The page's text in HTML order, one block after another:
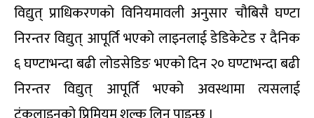
विद्युत् प्राधिकरणको विनियमावली अनुसार चौबिसै घण्टा
निरन्तर विद्युत् आपूर्ति भएको लाइनलाई डेडिकेटेड र दैनिक
६ घण्टाभन्दा बढी लोडसेडिङ भएको दिन २० घण्टाभन्दा बढी
निरन्तर विद्युत् आपूर्ति भएको अवस्थामा त्यसलाई